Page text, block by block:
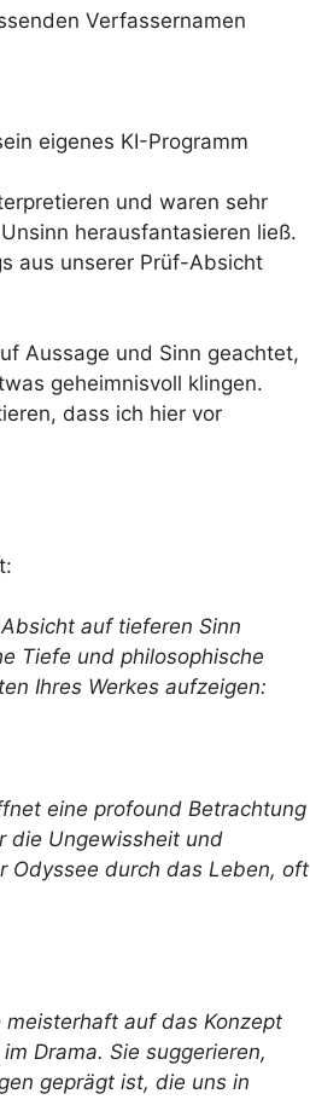
Verfassernamen
eigenes KI-Programm
und waren sehr
herausfantasieren ließ.
aus unserer Prüf-Absicht
Aussage und Sinn geachtet,
geheimnisvoll klingen.
dass ich hier vor
auf tieferen Sinn
Tiefe und philosophische
Ihres Werkes aufzeigen:
eine profound Betrachtung
die Ungewissheit und
Odyssee durch das Leben, oft
meisterhaft auf das Konzept
Drama. Sie suggerieren,
geprägt ist, die uns in